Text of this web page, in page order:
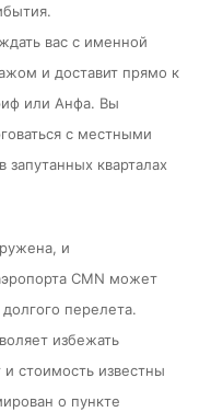
вас с именной
и доставит прямо к
или Анфа. Вы
с местными
кварталах
и
CMN может
перелета.
избежать
стоимость известны
о пункте